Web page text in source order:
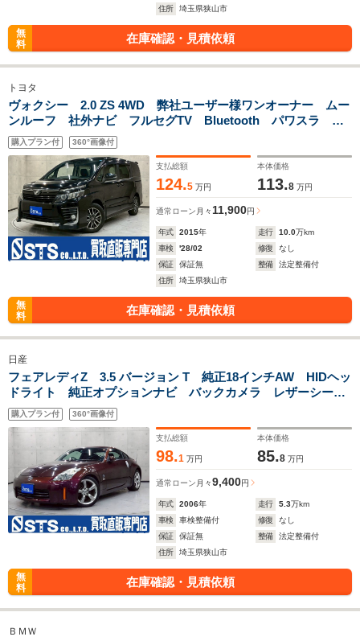
住所 埼玉県狭山市
無
料
在庫確認・見積依頼
トヨタ
ヴォクシー 2.0 ZS 4WD 弊社ユーザー様ワンオーナー ムー
ンルーフ 社外ナビ フルセグTV Bluetooth パワスラ 純
正16インチAW フォグランプ オートライト プッシュスタ
ート スマートキー スペアキー ETC車載器
購入プラン付 360°画像付
支払総額
124.5 万円
本体価格
113.8 万円
通常ローン 月々 11,900円
年式 2015年 走行 10.0万km
車検
'28/02 修復
なし
保証
保証無 整備
法定整備付
住所
埼玉県狭山市
無
料
在庫確認・見積依頼
日産
フェアレディZ 3.5 バージョン T 純正18インチAW HIDヘッ
ドライト 純正オプションナビ バックカメラ レザーシー
ト パワーシート シートヒーター 革巻きステアリング ス
テアスイッチ BOSEスピーカー リモコンキー ETC車載器
購入プラン付 360°画像付
支払総額
98.1 万円
本体価格
85.8 万円
通常ローン 月々9,400円
年式 2006年 走行 5.3万km
車検
車検整備付 修復
なし
保証
保証無 整備
法定整備付
住所
埼玉県狭山市
無
料
在庫確認・見積依頼
ＢＭＷ